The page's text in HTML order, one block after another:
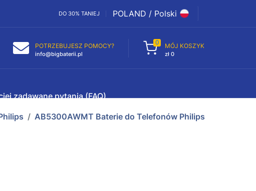
DO 30% TANIEJ POLAND / Polski
POTRZEBUJESZ POMOCY?
info@bigbaterii.pl
0 MÓJ KOSZYK
zł 0
zadawane pytania (FAQ)
AB5300AWMT Baterie do Telefonów Philips